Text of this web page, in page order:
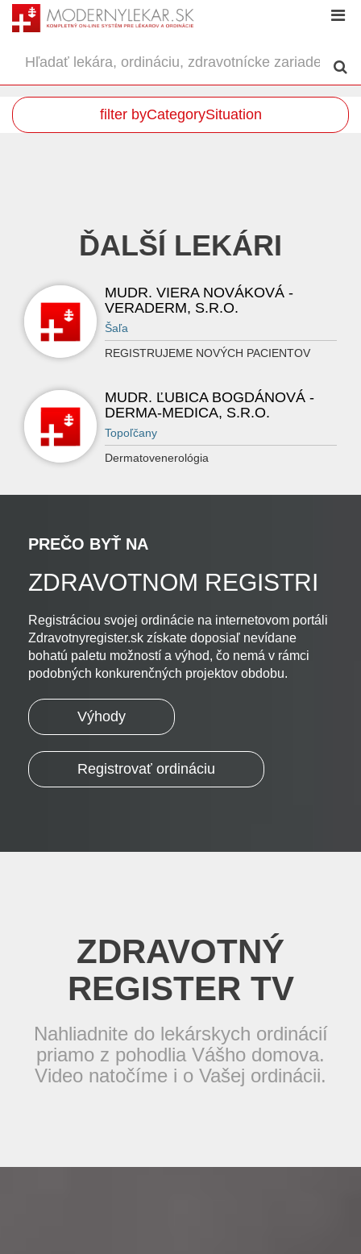
filter byCategorySituation
ĎALŠÍ LEKÁRI
MUDR. VIERA NOVÁKOVÁ -
VERADERM, S.R.O.
Šaľa
REGISTRUJEME NOVÝCH PACIENTOV
MUDR. ĽUBICA BOGDÁNOVÁ -
DERMA-MEDICA, S.R.O.
Topoľčany
Dermatovenerológia
PREČO BYŤ NA
ZDRAVOTNOM REGISTRI
Registráciou svojej ordinácie na internetovom portáli
Zdravotnyregister.sk získate doposiaľ nevídane
bohatú paletu možností a výhod, čo nemá v rámci
podobných konkurenčných projektov obdobu.
Výhody
Registrovať ordináciu
ZDRAVOTNÝ
REGISTER TV
Nahliadnite do lekárskych ordinácií
priamo z pohodlia Vášho domova.
Video natočíme i o Vašej ordinácii.